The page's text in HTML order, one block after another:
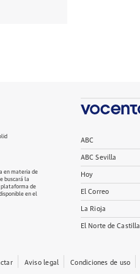
en materia de
buscará la
plataforma de
en el
ABC
ABC Sevilla
Hoy
El Correo
La Rioja
El Norte de Castilla
Aviso legal Condiciones de uso